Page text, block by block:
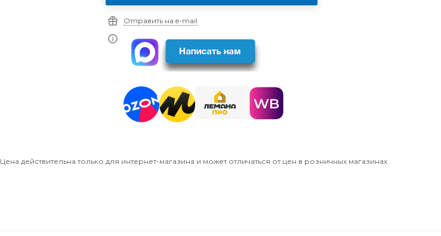
Отправить на e-mail
Цена действительна только для интернет-магазина и может отличаться от цен в розничных магазинах